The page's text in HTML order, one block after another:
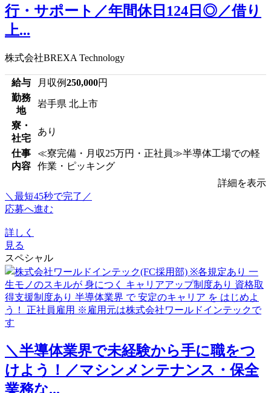
行・サポート／年間休日124日◎／借り
上...
株式会社BREXA Technology
給与 月収例250,000円
勤務
地
岩手県 北上市
寮・
社宅
あり
仕事
内容
≪寮完備・月収25万円・正社員≫半導体工場での軽
作業・ピッキング
詳細を表示
＼最短45秒で完了／
応募へ進む
詳しく
見る
スペシャル
＼半導体業界で未経験から手に職をつ
けよう！／マシンメンテナンス・保全
業務な...